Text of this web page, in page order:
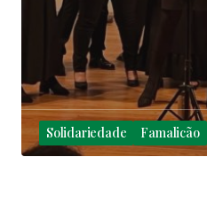
Solidariedade Famalicão